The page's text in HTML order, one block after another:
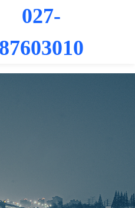
027-
87603010